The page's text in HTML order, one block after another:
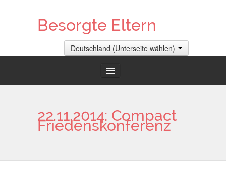
Besorgte Eltern
Deutschland (Unterseite wählen)
Zum Blog
22.11.2014: Compact
Friedenskonferenz